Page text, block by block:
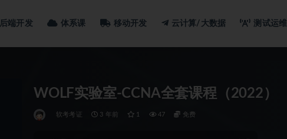
后端开发 体系课 移动开发 云计算/大数据 测试运维
WOLF实验室-CCNA全套课程（2022）
软考考证 3 年前 1 47 免费